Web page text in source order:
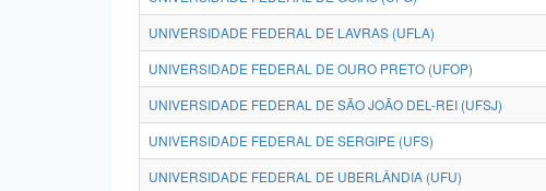
UNIVERSIDADE FEDERAL DE LAVRAS (UFLA)
UNIVERSIDADE FEDERAL DE OURO PRETO (UFOP)
UNIVERSIDADE FEDERAL DE SÃO JOÃO DEL-REI (UFSJ)
UNIVERSIDADE FEDERAL DE SERGIPE (UFS)
UNIVERSIDADE FEDERAL DE UBERLÂNDIA (UFU)